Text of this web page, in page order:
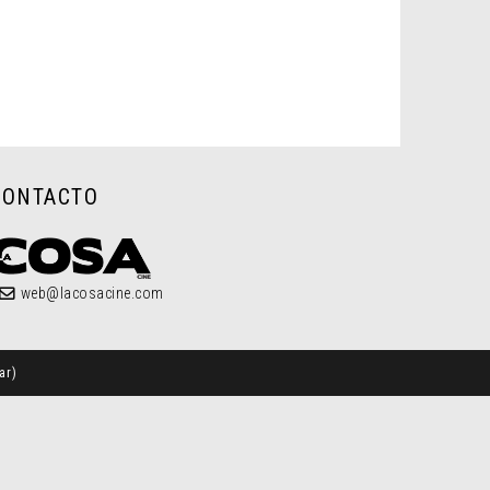
web@lacosacine.com
)